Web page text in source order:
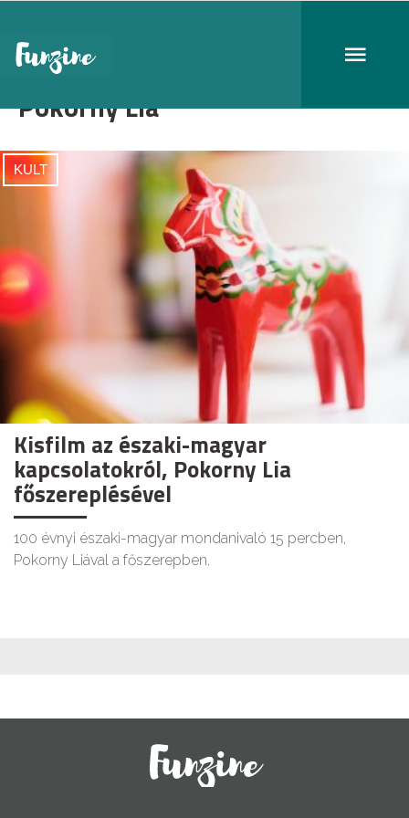
Pokorny Lia
KULT
Kisfilm az északi-magyar
kapcsolatokról, Pokorny Lia
főszereplésével
100 évnyi északi-magyar mondanivaló 15 percben,
Pokorny Liával a főszerepben.